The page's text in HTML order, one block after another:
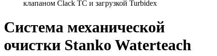
клапаном Clack TC и загрузкой Turbidex
Система механической
очистки Stanko Waterteach